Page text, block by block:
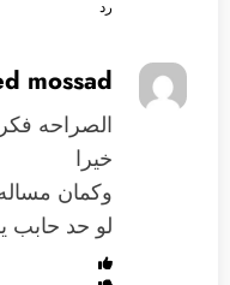
رد
mossad
الصراحه
خيرا
وكمان
لو حد حابب